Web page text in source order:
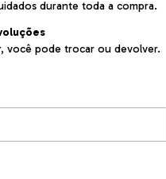
durante toda a compra.
você pode trocar ou devolver.